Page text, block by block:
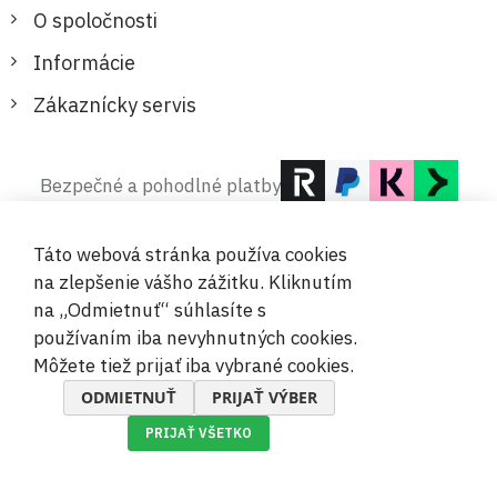
O spoločnosti
Informácie
Zákaznícky servis
Bezpečné a pohodlné platby
© 2019-2026 Megamix s.r.o.
Táto webová stránka používa cookies
na zlepšenie vášho zážitku. Kliknutím
na „Odmietnuť“ súhlasíte s
používaním iba nevyhnutných cookies.
Môžete tiež prijať iba vybrané cookies.
ODMIETNUŤ PRIJAŤ VÝBER
PRIJAŤ VŠETKO